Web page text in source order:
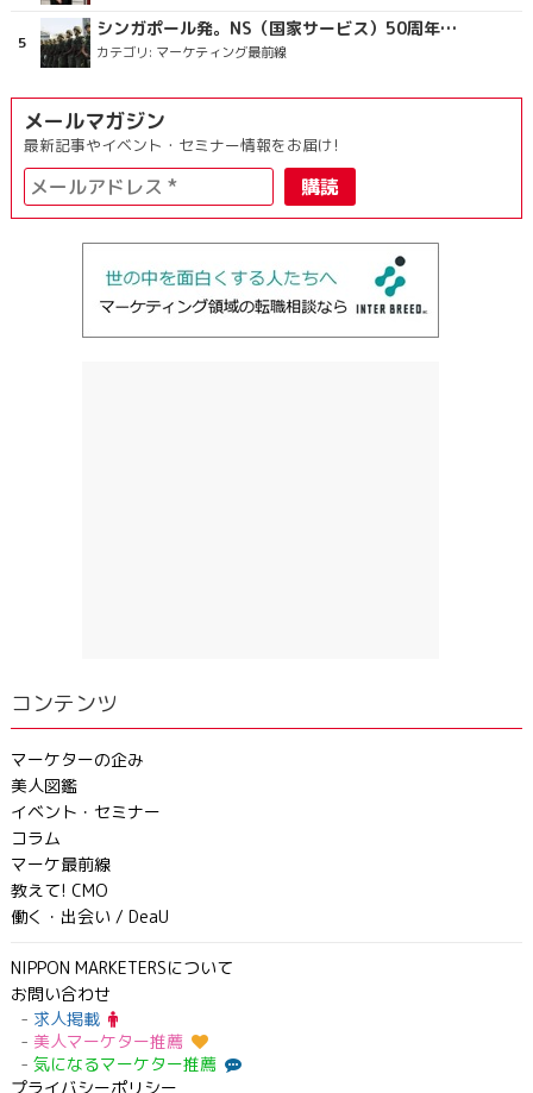
シンガポール発。NS（国家サービス）50周年を祝うラッピングバス＆マクドナルドの限定新商品
カテゴリ: マーケティング最前線
メールマガジン
最新記事やイベント・セミナー情報をお届け!
コンテンツ
マーケターの企み
美人図鑑
イベント・セミナー
コラム
マーケ最前線
教えて! CMO
働く・出会い / DeaU
NIPPON MARKETERSについて
お問い合わせ
求人掲載
美人マーケター推薦
気になるマーケター推薦
プライバシーポリシー